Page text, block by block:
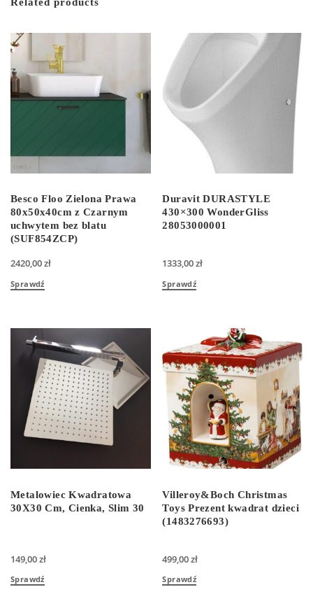
Besco Floo Zielona Prawa
80x50x40cm z Czarnym
uchwytem bez blatu
(SUF854ZCP)
2420,00zł
Sprawdź
Duravit DURASTYLE
430×300 WonderGliss
28053000001
1333,00zł
Sprawdź
Metalowiec Kwadratowa
30X30 Cm, Cienka, Slim 30
149,00zł
Sprawdź
Villeroy&Boch Christmas
Toys Prezent kwadrat dzieci
(1483276693)
499,00zł
Sprawdź